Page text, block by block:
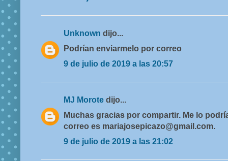
Unknown dijo...
Podrían enviarmelo por correo
9 de julio de 2019 a las 20:57
MJ Morote dijo...
Muchas gracias por compartir. Me lo
correo es mariajosepicazo@gmail.com.
9 de julio de 2019 a las 21:02